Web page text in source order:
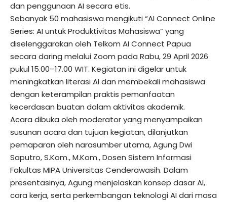
dan penggunaan AI secara etis.
Sebanyak 50 mahasiswa mengikuti “AI Connect Online
Series: AI untuk Produktivitas Mahasiswa” yang
diselenggarakan oleh Telkom AI Connect Papua
secara daring melalui Zoom pada Rabu, 29 April 2026
pukul 15.00–17.00 WIT. Kegiatan ini digelar untuk
meningkatkan literasi AI dan membekali mahasiswa
dengan keterampilan praktis pemanfaatan
kecerdasan buatan dalam aktivitas akademik.
Acara dibuka oleh moderator yang menyampaikan
susunan acara dan tujuan kegiatan, dilanjutkan
pemaparan oleh narasumber utama, Agung Dwi
Saputro, S.Kom., M.Kom., Dosen Sistem Informasi
Fakultas MIPA Universitas Cenderawasih. Dalam
presentasinya, Agung menjelaskan konsep dasar AI,
cara kerja, serta perkembangan teknologi AI dari masa